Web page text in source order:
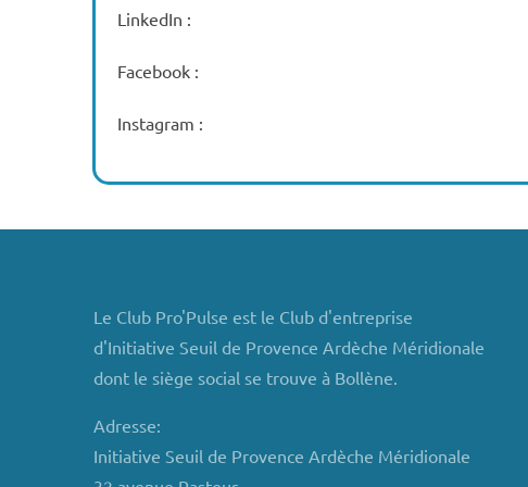
LinkedIn :
Facebook :
Instagram :
Le Club Pro'Pulse est le Club d'entreprise
d'Initiative Seuil de Provence Ardèche Méridionale
dont le siège social se trouve à Bollène.
Adresse:
Initiative Seuil de Provence Ardèche Méridionale